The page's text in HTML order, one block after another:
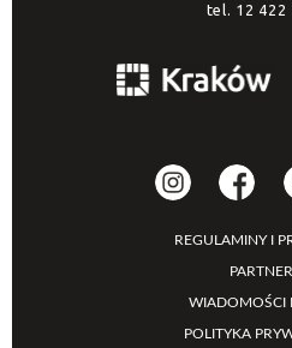
tel. 12 422
REGULAMINY I
WIADOMOŚCI
POLITYKA